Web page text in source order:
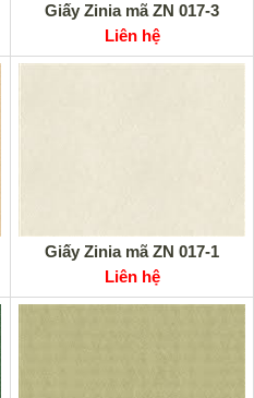
Giấy Zinia mã ZN 017-3
Liên hệ
Giấy Zinia mã ZN 017-1
Liên hệ